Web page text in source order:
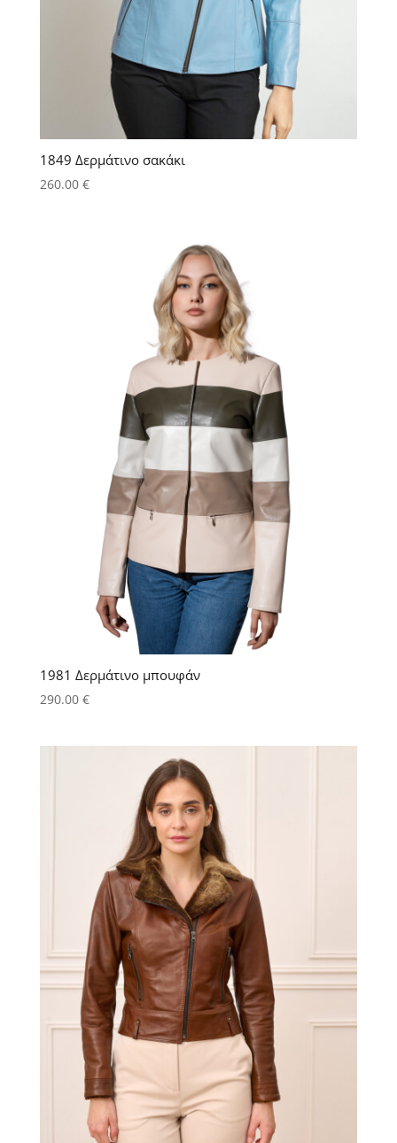
1849 Δερμάτινο σακάκι
260.00 €
1981 Δερμάτινο μπουφάν
290.00 €